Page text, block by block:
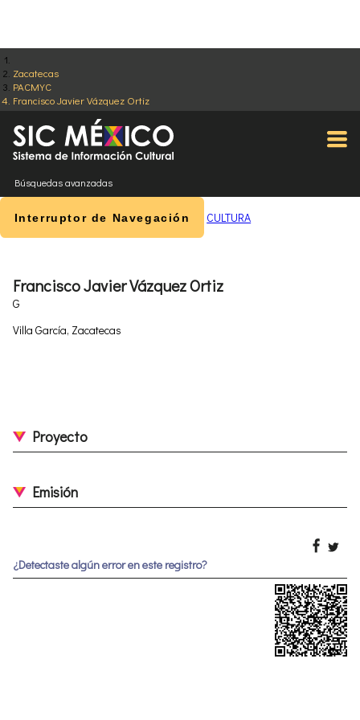
Zacatecas
PACMYC
Francisco Javier Vázquez Ortiz
Búsquedas avanzadas
Interruptor de Navegación CULTURA
Francisco Javier Vázquez Ortiz
G
Villa García, Zacatecas
Proyecto
Emisión
¿Detectaste algún error en este registro?